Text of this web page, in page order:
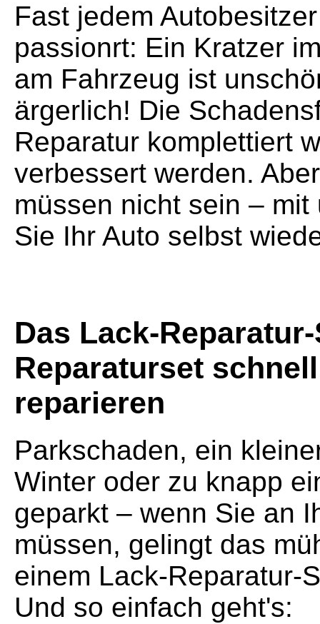
Fast jedem
passionrt: Ein Kratzer
am Fahrzeug ist
ärgerlich! Die
Reparatur komplettiert
verbessert werden.
müssen nicht sein –
Sie Ihr Auto selbst
Das Lack-
Reparaturset
reparieren
Parkschaden, ein
Winter oder zu knapp
geparkt – wenn Sie an
müssen, gelingt das
einem Lack-Reparatur-
Und so einfach geht's: